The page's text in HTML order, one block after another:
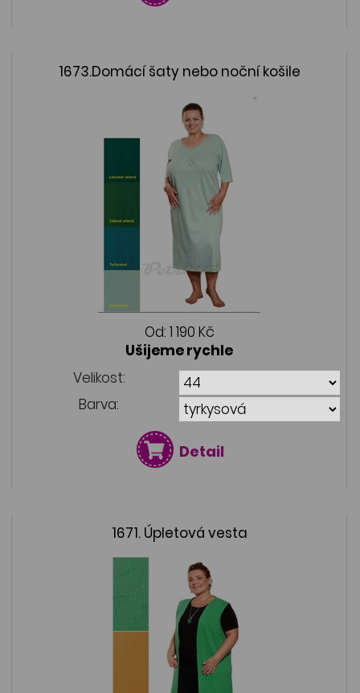
1673.Domácí šaty nebo noční košile
Od: 1 190 Kč
Ušijeme rychle
Velikost:
Barva:
Detail
1671. Úpletová vesta